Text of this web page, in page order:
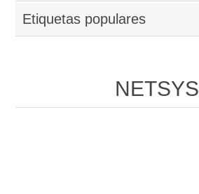
Etiquetas populares
NETSYS